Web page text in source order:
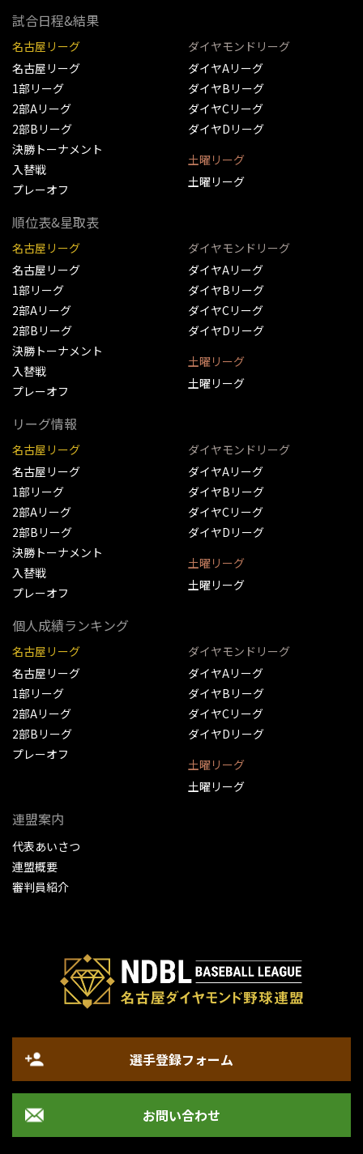
試合日程&結果
名古屋リーグ
名古屋リーグ
1部リーグ
2部Aリーグ
2部Bリーグ
決勝トーナメント
入替戦
プレーオフ
ダイヤモンドリーグ
ダイヤAリーグ
ダイヤBリーグ
ダイヤCリーグ
ダイヤDリーグ
土曜リーグ
土曜リーグ
順位表&星取表
名古屋リーグ
名古屋リーグ
1部リーグ
2部Aリーグ
2部Bリーグ
決勝トーナメント
入替戦
プレーオフ
ダイヤモンドリーグ
ダイヤAリーグ
ダイヤBリーグ
ダイヤCリーグ
ダイヤDリーグ
土曜リーグ
土曜リーグ
リーグ情報
名古屋リーグ
名古屋リーグ
1部リーグ
2部Aリーグ
2部Bリーグ
決勝トーナメント
入替戦
プレーオフ
ダイヤモンドリーグ
ダイヤAリーグ
ダイヤBリーグ
ダイヤCリーグ
ダイヤDリーグ
土曜リーグ
土曜リーグ
個人成績ランキング
名古屋リーグ
名古屋リーグ
1部リーグ
2部Aリーグ
2部Bリーグ
プレーオフ
ダイヤモンドリーグ
ダイヤAリーグ
ダイヤBリーグ
ダイヤCリーグ
ダイヤDリーグ
土曜リーグ
土曜リーグ
連盟案内
代表あいさつ
連盟概要
審判員紹介
選手登録フォーム
お問い合わせ